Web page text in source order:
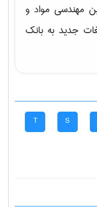
مهندسی مواد و
جدید به بانک
S
T